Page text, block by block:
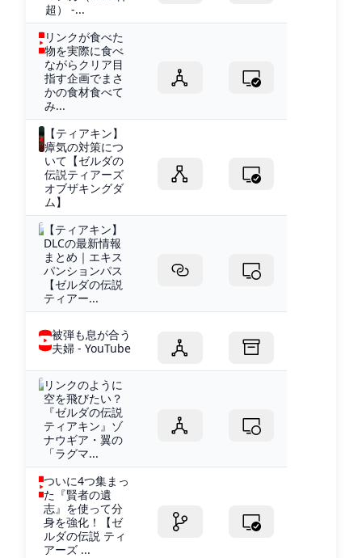
超） -...
リンクが食べた
物を実際に食べ
ながらクリア目
指す企画でまさ
かの食材食べて
み...
【ティアキン】
瘴気の対策につ
いて【ゼルダの
伝説ティアーズ
オブザキングダ
ム】
【ティアキン】
DLCの最新情報
まとめ｜エキス
パンションパス
【ゼルダの伝説
ティアー...
被弾も息が合う
夫婦 - YouTube
リンクのように
空を飛びたい？
『ゼルダの伝説
ティアキン』ゾ
ナウギア・翼の
「ラグマ...
ついに4つ集まっ
た『賢者の遺
志』を使って分
身を強化！【ゼ
ルダの伝説 ティ
アーズ ...